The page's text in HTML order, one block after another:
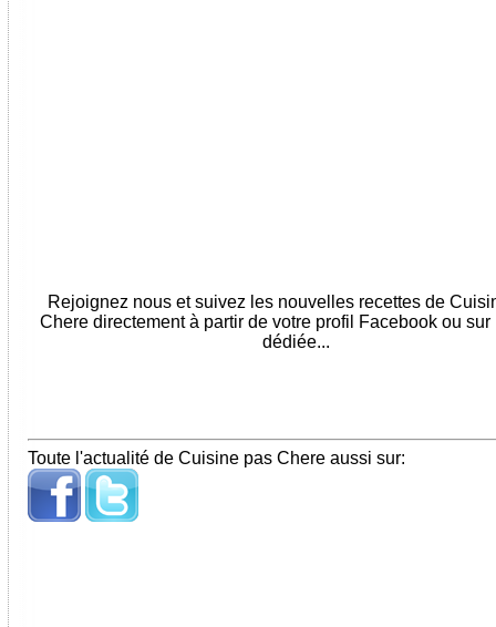
Rejoignez nous et suivez les nouvelles recettes de
Chere directement à partir de votre profil Facebook ou sur
dédiée...
Toute l'actualité de Cuisine pas Chere aussi sur: